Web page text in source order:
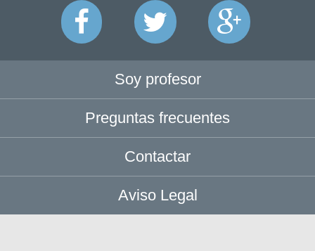
Soy profesor
Preguntas frecuentes
Contactar
Aviso Legal